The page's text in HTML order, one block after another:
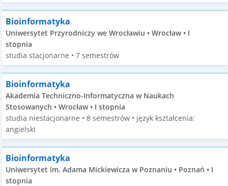
Bioinformatyka
Uniwersytet Przyrodniczy we Wrocławiu • Wrocław • I
stopnia
studia stacjonarne • 7 semestrów
Bioinformatyka
Akademia Techniczno-Informatyczna w Naukach
Stosowanych • Wrocław • I stopnia
studia niestacjonarne • 8 semestrów • język kształcenia:
angielski
Bioinformatyka
Uniwersytet im. Adama Mickiewicza w Poznaniu • Poznań • I
stopnia